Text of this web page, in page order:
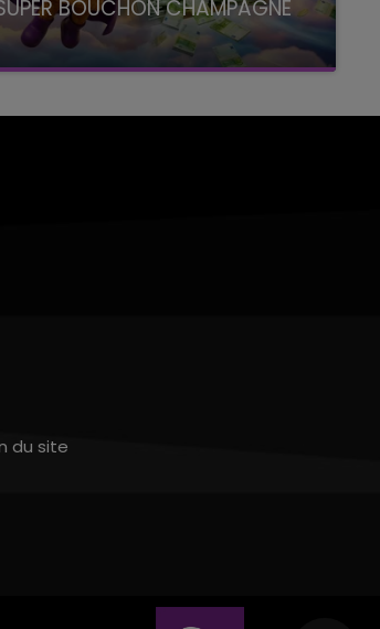
BOUCHON CHAMPAGNE
La Famille Champagne FM, à 8H10
du site